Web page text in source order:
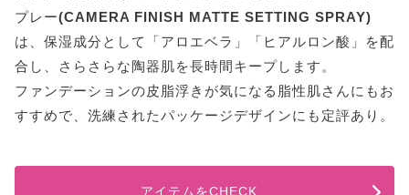
プレー(CAMERA FINISH MATTE SETTING SPRAY)
は、保湿成分として「アロエベラ」「ヒアルロン酸」を配
合し、さらさらな陶器肌を長時間キープします。
ファンデーションの皮脂浮きが気になる脂性肌さんにもお
すすめで、洗練されたパッケージデザインにも定評あり。
アイテムをCHECK